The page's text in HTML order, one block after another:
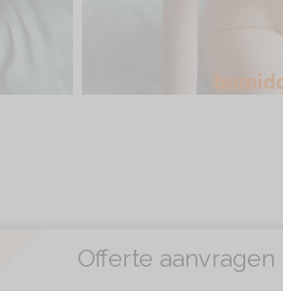
Offerte aanvragen